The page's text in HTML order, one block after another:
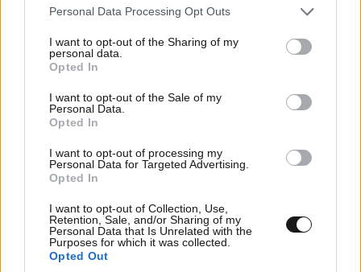
Please note that this website/app uses one or more Google
not limited to your visit or usage behaviour. You may click to
grant or deny consent to Google and its third-party tags to
use your data for below specified purposes in below Google
consent section.
Personal Data Processing Opt Outs
I want to opt-out of the Sharing of my
personal data.
Opted In
I want to opt-out of the Sale of my
Personal Data.
Opted In
I want to opt-out of processing my
Personal Data for Targeted Advertising.
Opted In
I want to opt-out of Collection, Use,
Retention, Sale, and/or Sharing of my
Personal Data that Is Unrelated with the
Purposes for which it was collected.
Opted Out